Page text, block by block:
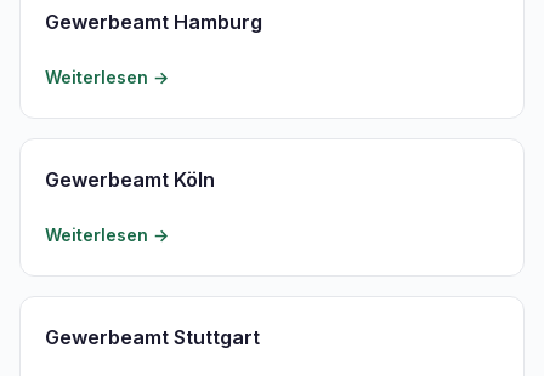
Gewerbeamt Hamburg
Weiterlesen →
Gewerbeamt Köln
Weiterlesen →
Gewerbeamt Stuttgart